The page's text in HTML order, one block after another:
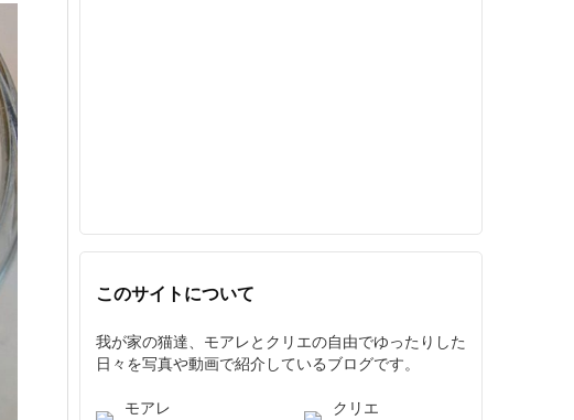
このサイトについて
我が家の猫達、モアレとクリエの自由でゆったりした
日々を写真や動画で紹介しているブログです。
モアレ クリエ